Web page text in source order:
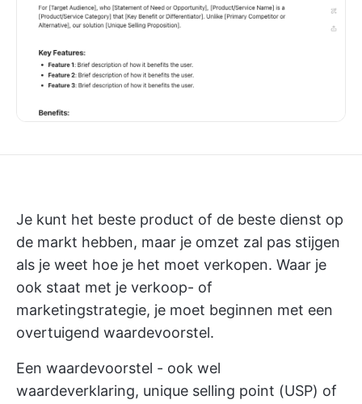
Je kunt het beste product of de beste dienst op
de markt hebben, maar je omzet zal pas stijgen
als je weet hoe je het moet verkopen. Waar je
ook staat met je verkoop- of
marketingstrategie, je moet beginnen met een
overtuigend waardevoorstel.
Een waardevoorstel - ook wel
waardeverklaring, unique selling point (USP) of